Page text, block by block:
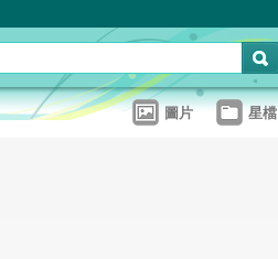
圖片 星檔